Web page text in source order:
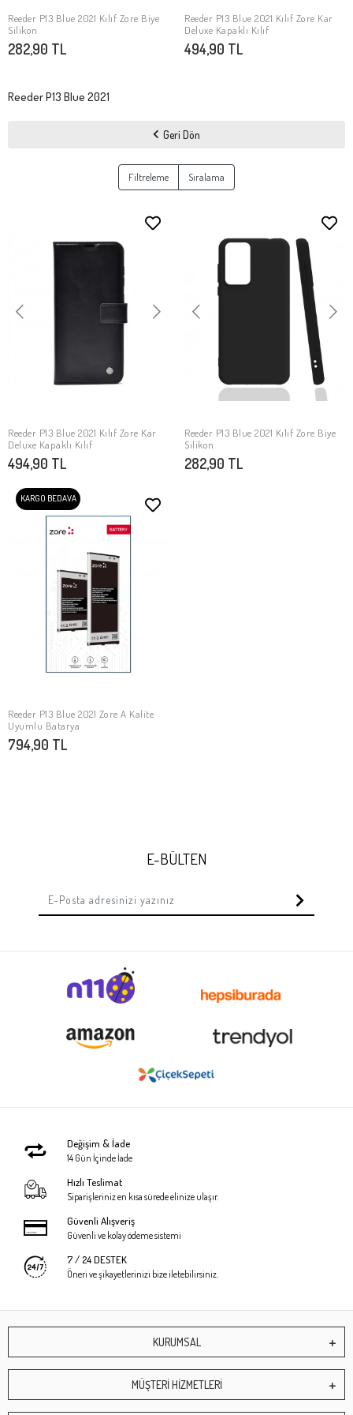
SEPETE EKLE
Reeder P13 Blue 2021 Kılıf Zore Biye
Silikon
282,90 TL
SEPETE EKLE
Reeder P13 Blue 2021 Kılıf Zore Kar
Deluxe Kapaklı Kılıf
494,90 TL
Reeder P13 Blue 2021
Geri Dön
Filtreleme Sıralama
SEPETE EKLE
Reeder P13 Blue 2021 Kılıf Zore Kar
Deluxe Kapaklı Kılıf
494,90 TL
SEPETE EKLE
Reeder P13 Blue 2021 Kılıf Zore Biye
Silikon
282,90 TL
KARGO BEDAVA
SEPETE EKLE
Reeder P13 Blue 2021 Zore A Kalite
Uyumlu Batarya
794,90 TL
E-BÜLTEN
Değişim & İade
14 Gün İçinde İade
Hızlı Teslimat
Siparişleriniz en kısa sürede elinize ulaşır.
Güvenli Alışveriş
Güvenli ve kolay ödeme sistemi
7 / 24 DESTEK
Öneri ve şikayetlerinizi bize iletebilirsiniz.
KURUMSAL
MÜŞTERİ HİZMETLERİ